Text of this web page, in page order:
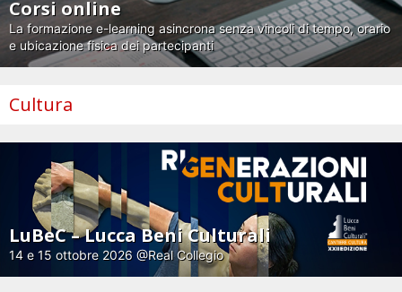
Corsi online
La formazione e-learning asincrona senza vincoli di tempo, orario
e ubicazione fisica dei partecipanti
Cultura
LuBeC – Lucca Beni Culturali
14 e 15 ottobre 2026 @Real Collegio